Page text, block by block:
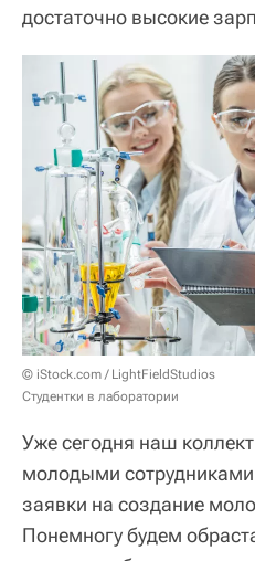
достаточно высокие
© iStock.com / LightFieldStudios
Студентки в лаборатории
Уже сегодня наш
молодыми
заявки на создание
Понемногу будем